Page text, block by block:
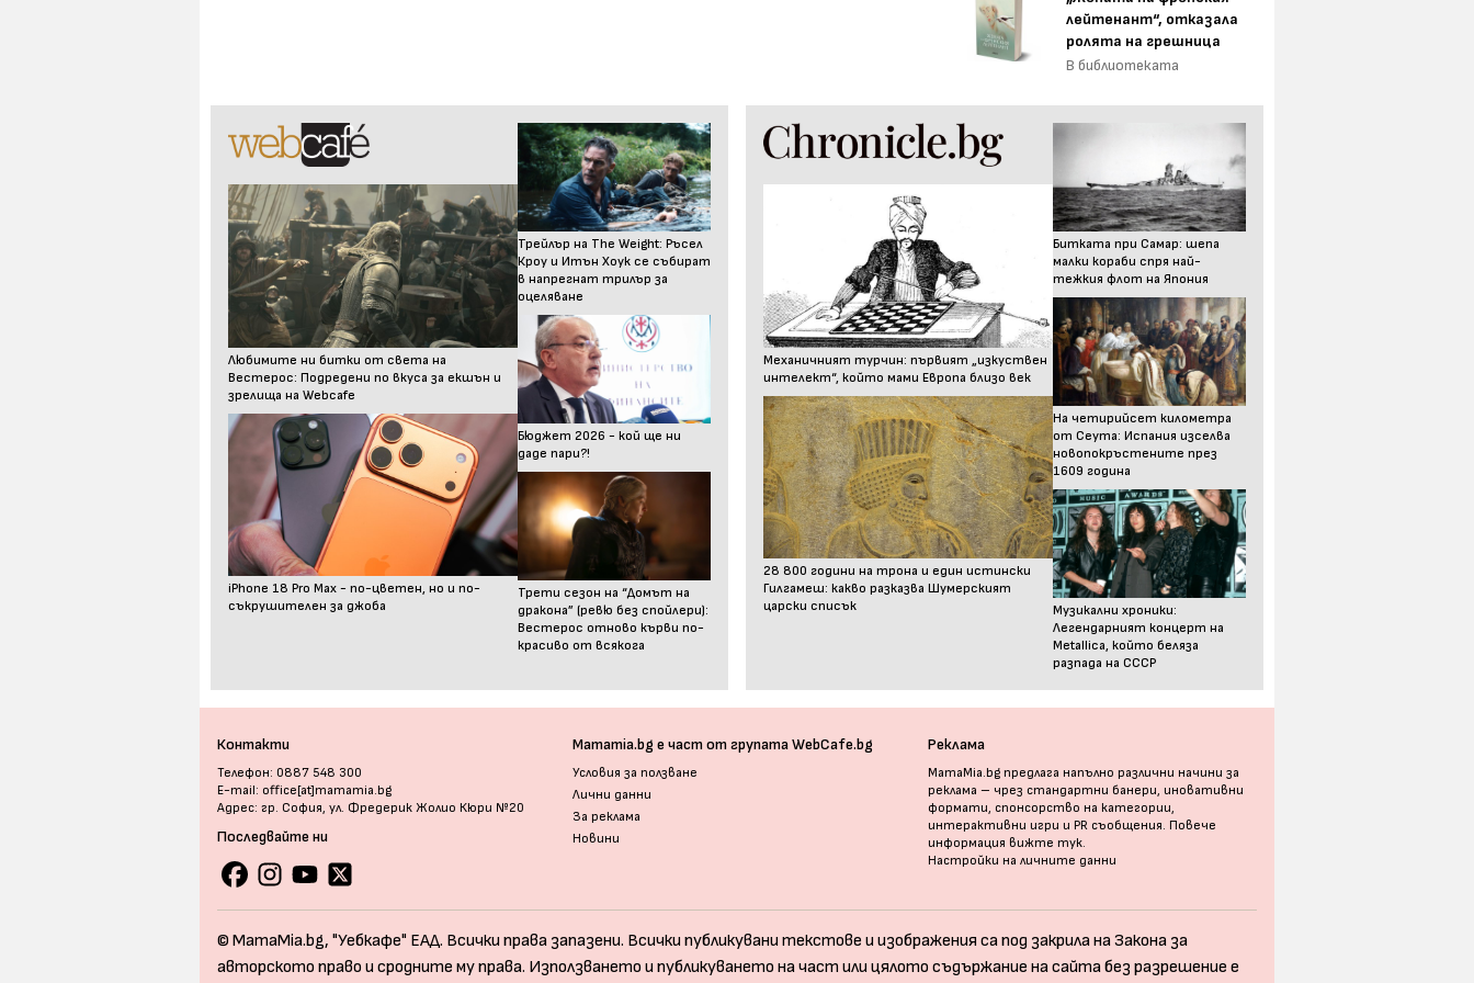
лейтенант“, отказала
ролята на грешница
В библиотеката
Любимите ни битки от света на
Вестерос: Подредени по вкуса за екшън и
зрелища на Webcafe
iPhone 18 Pro Max - по-цветен, но и по-
съкрушителен за джоба
Трейлър на The Weight: Ръсел
Кроу и Итън Хоук се събират
в напрегнат трилър за
оцеляване
Бюджет 2026 - кой ще ни
даде пари?!
Трети сезон на “Домът на
дракона” (ревю без спойлери):
Вестерос отново кърви по-
красиво от всякога
Механичният турчин: първият „изкуствен
интелект“, който мами Европа близо век
28 800 години на трона и един истински
Гилгамеш: какво разказва Шумерският
царски списък
Битката при Самар: шепа
малки кораби спря най-
тежкия флот на Япония
На четирийсет километра
от Сеута: Испания изселва
новопокръстените през
1609 година
Музикални хроники:
Легендарният концерт на
Metallica, който беляза
разпада на СССР
Контакти
Телефон: 0887 548 300
E-mail: office[at]mamamia.bg
Адрес: гр. София, ул. Фредерик Жолио Кюри №20
Последвайте ни
Mamamia.bg е част от групата WebCafe.bg
Условия за ползване
Лични данни
За реклама
Новини
Реклама
MamaMia.bg предлага напълно различни начини за
реклама – чрез стандартни банери, иновативни
формати, спонсорство на категории,
интерактивни игри и PR съобщения. Повече
информация вижте тук.
Настройки на личните данни
© MamaMia.bg, "Уебкафе" ЕАД. Всички права запазени. Всички публикувани текстове и изображения са под закрила на Закона за
авторското право и сродните му права. Използването и публикуването на част или цялото съдържание на сайта без разрешение е